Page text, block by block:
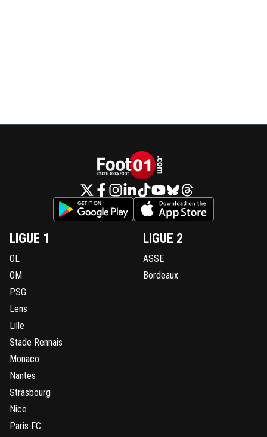
LIGUE 1
OL
OM
PSG
Lens
Lille
Stade Rennais
Monaco
Nantes
Strasbourg
Nice
Paris FC
LIGUE 2
ASSE
Bordeaux